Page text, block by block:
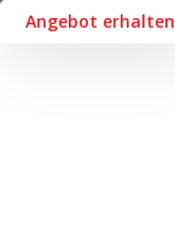
Angebot erhalten